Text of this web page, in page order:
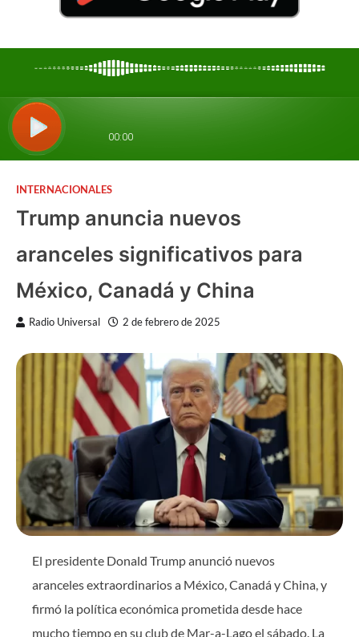
INTERNACIONALES
Trump anuncia nuevos
aranceles significativos para
México, Canadá y China
Radio Universal 2 de febrero de 2025
El presidente Donald Trump anunció nuevos
aranceles extraordinarios a México, Canadá y China, y
firmó la política económica prometida desde hace
mucho tiempo en su club de Mar-a-Lago el sábado. La